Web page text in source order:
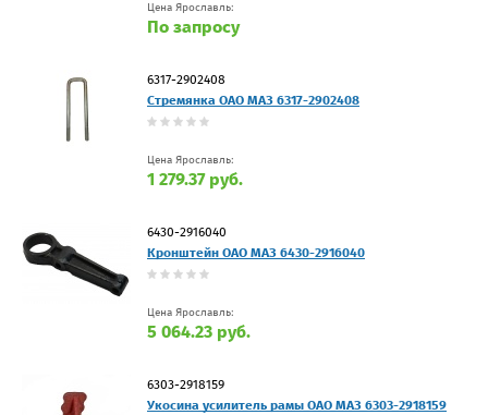
Цена Ярославль:
По запросу
6317-2902408
Стремянка ОАО МАЗ 6317-2902408
Цена Ярославль:
1 279.37 руб.
6430-2916040
Кронштейн ОАО МАЗ 6430-2916040
Цена Ярославль:
5 064.23 руб.
6303-2918159
Укосина усилитель рамы ОАО МАЗ 6303-2918159